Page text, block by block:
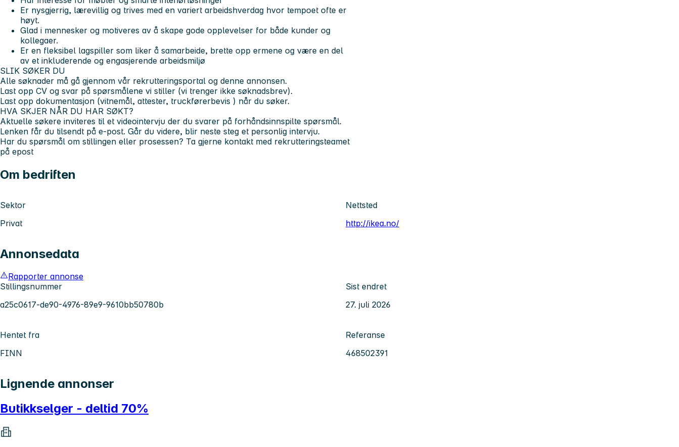
Er nysgjerrig, lærevillig og trives med en variert arbeidshverdag hvor tempoet ofte er
høyt.
Glad i mennesker og motiveres av å skape gode opplevelser for både kunder og
kollegaer.
Er en fleksibel lagspiller som liker å samarbeide, brette opp ermene og være en del
av et inkluderende og engasjerende arbeidsmiljø
SLIK SØKER DU
Alle søknader må gå gjennom vår rekrutteringsportal og denne annonsen.
Last opp CV og svar på spørsmålene vi stiller (vi trenger ikke søknadsbrev).
Last opp dokumentasjon (vitnemål, attester, truckførerbevis ) når du søker.
HVA SKJER NÅR DU HAR SØKT?
Aktuelle søkere inviteres til et videointervju der du svarer på forhåndsinnspilte spørsmål.
Lenken får du tilsendt på e-post. Går du videre, blir neste steg et personlig intervju.
Har du spørsmål om stillingen eller prosessen? Ta gjerne kontakt med rekrutteringsteamet
på epost
Om bedriften
Sektor
Privat
Nettsted
http://ikea.no/
Annonsedata
Rapporter annonse
Stillingsnummer
a25c0617-de90-4976-89e9-9610bb50780b
Sist endret
27. juli 2026
Hentet fra
FINN
Referanse
468502391
Lignende annonser
Butikkselger - deltid 70%